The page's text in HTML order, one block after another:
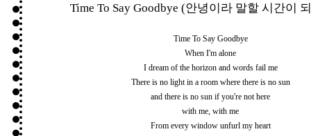
Time To Say Goodbye (안녕이라 말할 시간이
Time To Say Goodbye
When I'm alone
I dream of the horizon and words fail me
There is no light in a room where there is no sun
and there is no sun if you're not here
with me, with me
From every window unfurl my heart